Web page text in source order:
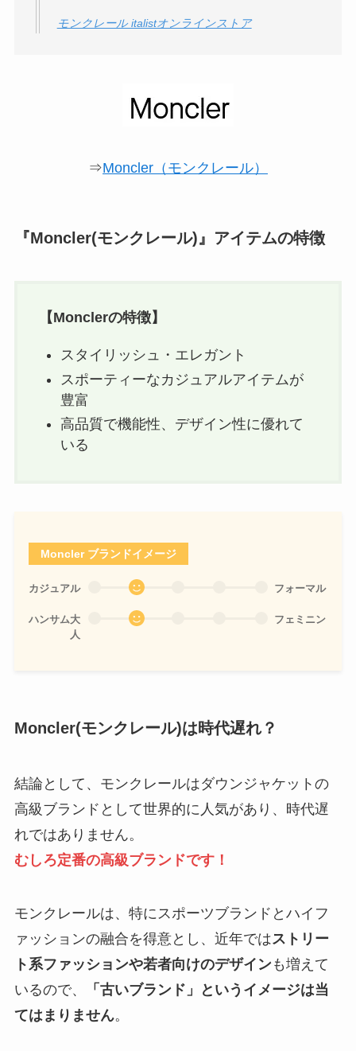
モンクレール italistオンラインストア
⇒Moncler（モンクレール）
『Moncler(モンクレール)』アイテムの特徴
【Monclerの特徴】
スタイリッシュ・エレガント
スポーティーなカジュアルアイテムが
豊富
高品質で機能性、デザイン性に優れて
いる
Monclerブランドイメージ
カジュアル フォーマル
ハンサム大
人
フェミニン
Moncler(モンクレール)は時代遅れ？
結論として、モンクレールはダウンジャケットの
高級ブランドとして世界的に人気があり、時代遅
れではありません。
むしろ定番の高級ブランドです！
モンクレールは、特にスポーツブランドとハイフ
ァッションの融合を得意とし、近年ではストリー
ト系ファッションや若者向けのデザインも増えて
いるので、
「古いブランド」というイメージは当
てはまりません。